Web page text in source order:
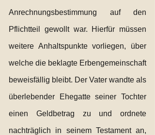
Anrechnungsbestimmung auf den
Pflichtteil gewollt war. Hierfür müssen
weitere Anhaltspunkte vorliegen, über
welche die beklagte Erbengemeinschaft
beweisfällig bleibt. Der Vater wandte als
überlebender Ehegatte seiner Tochter
einen Geldbetrag zu und ordnete
nachträglich in seinem Testament an,